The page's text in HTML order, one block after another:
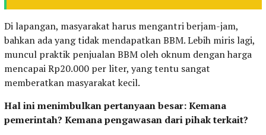
Di lapangan, masyarakat harus mengantri berjam-jam,
bahkan ada yang tidak mendapatkan BBM. Lebih miris lagi,
muncul praktik penjualan BBM oleh oknum dengan harga
mencapai Rp20.000 per liter, yang tentu sangat
memberatkan masyarakat kecil.
Hal ini menimbulkan pertanyaan besar: Kemana
pemerintah? Kemana pengawasan dari pihak terkait?